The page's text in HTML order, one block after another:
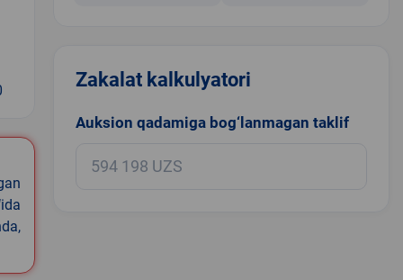
Zakalat kalkulyatori
Auksion qadamiga bog‘lanmagan taklif